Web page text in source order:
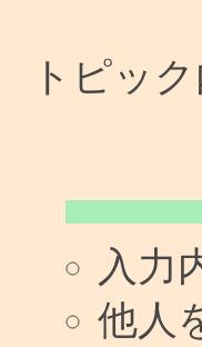
トピッ
入力
他人